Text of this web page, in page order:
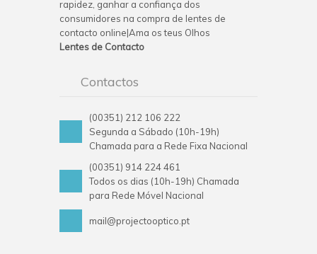
rapidez, ganhar a confiança dos
consumidores na compra de lentes de
contacto online|Ama os teus Olhos
Lentes de Contacto
Contactos
(00351) 212 106 222
Segunda a Sábado (10h-19h)
Chamada para a Rede Fixa Nacional
(00351) 914 224 461
Todos os dias (10h-19h) Chamada
para Rede Móvel Nacional
mail@projectooptico.pt